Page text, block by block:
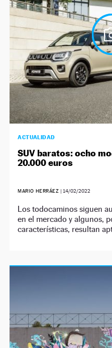
ACTUALIDAD
SUV baratos: ocho
20.000 euros
MARIO HERRÁEZ | 14/02/2022
Los todocaminos siguen
en el mercado y algunos,
características, resultan